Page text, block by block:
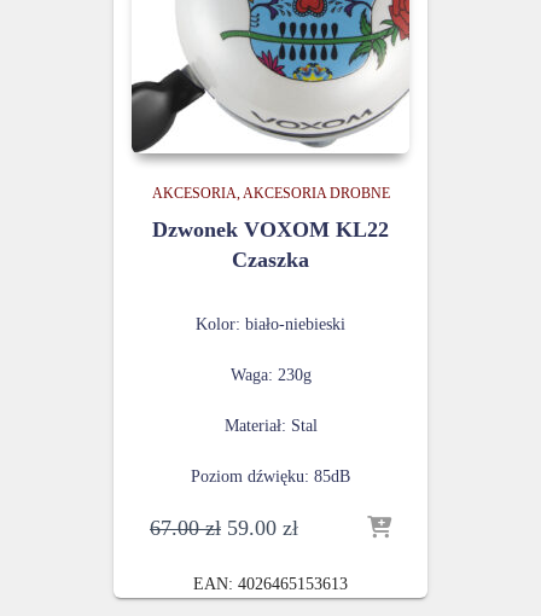
AKCESORIA AKCESORIA DROBNE
Dzwonek VOXOM KL22
Czaszka
Kolor: biało-niebieski
Waga: 230g
Materiał: Stal
Poziom dźwięku: 85dB
67.00zł Pierwotna
wynosiła:
67.00 zł.
59.00 złAktualna
wynosi:
59.00 zł.
EAN: 4026465153613